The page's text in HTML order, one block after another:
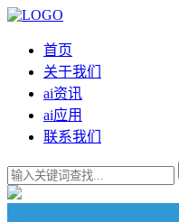
首页
关于我们
ai资讯
ai应用
联系我们